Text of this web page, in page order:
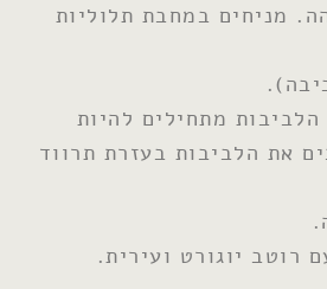
מניחים במחבת תלוליות
מתחילים להיות
את הלביבות בעזרת תרווד